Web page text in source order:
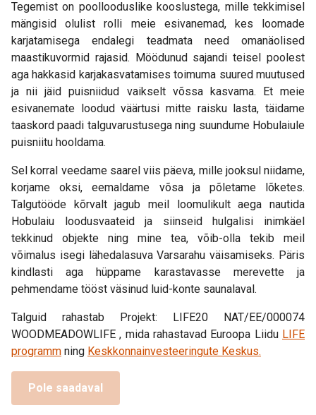
Tegemist on poollooduslike kooslustega, mille tekkimisel
mängisid olulist rolli meie esivanemad, kes loomade
karjatamisega endalegi teadmata need omanäolised
maastikuvormid rajasid. Möödunud sajandi teisel poolest
aga hakkasid karjakasvatamises toimuma suured muutused
ja nii jäid puisniidud vaikselt võssa kasvama. Et meie
esivanemate loodud väärtusi mitte raisku lasta, täidame
taaskord paadi talguvarustusega ning suundume Hobulaiule
puisniitu hooldama.
Sel korral veedame saarel viis päeva, mille jooksul niidame,
korjame oksi, eemaldame võsa ja põletame lõketes.
Talgutööde kõrvalt jagub meil loomulikult aega nautida
Hobulaiu loodusvaateid ja siinseid hulgalisi inimkäel
tekkinud objekte ning mine tea, võib-olla tekib meil
võimalus isegi lähedalasuva Varsarahu väisamiseks. Päris
kindlasti aga hüppame karastavasse merevette ja
pehmendame tööst väsinud luid-konte saunalaval.
Talguid rahastab Projekt: LIFE20 NAT/EE/000074
WOODMEADOWLIFE , mida rahastavad Euroopa Liidu LIFE
programm ning Keskkonnainvesteeringute Keskus.
Pole saadaval